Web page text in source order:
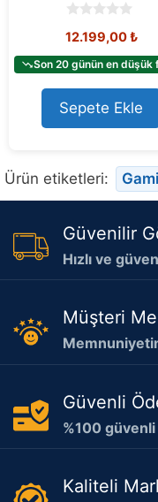
o
t
o
f
5
12.199,00₺
Son 20 günün en düşük
Sepete Ekle
Ürün etiketleri:
Güvenilir
Hızlı ve
Müşteri
Güvenli
%100 güvenli
Kaliteli